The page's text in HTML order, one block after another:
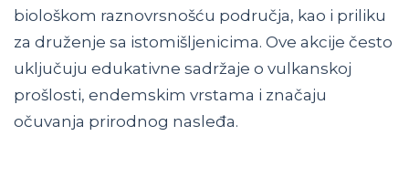
biološkom raznovrsnošću područja, kao i priliku
za druženje sa istomišljenicima. Ove akcije često
uključuju edukativne sadržaje o vulkanskoj
prošlosti, endemskim vrstama i značaju
očuvanja prirodnog nasleđa.